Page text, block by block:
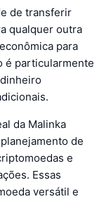
de transferir
qualquer outra
para
é particularmente
da Malinka
de
e
Essas
versátil e